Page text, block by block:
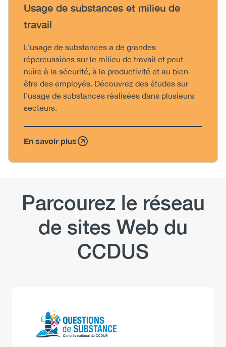
Heading
Usage de substances et milieu de
travail
Body
L’usage de substances a de grandes
répercussions sur le milieu de travail et peut
nuire à la sécurité, à la productivité et au bien-
être des employés. Découvrez des études sur
l’usage de substances réalisées dans plusieurs
secteurs.
En savoir plus
Parcourez le réseau
de sites Web du
CCDUS